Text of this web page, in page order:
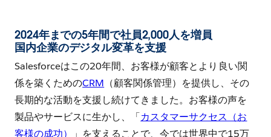
2024年までの5年間で社員2,000人を増員
国内企業のデジタル変革を支援
Salesforceはこの20年間、お客様が顧客とより良い関
係を築くためのCRM （顧客関係管理）を提供し、その
長期的な活動を支援し続けてきました。お客様の声を
製品やサービスに生かし、「カスタマーサクセス（お
客様の成功）
」を支えることで、今では世界中で15万